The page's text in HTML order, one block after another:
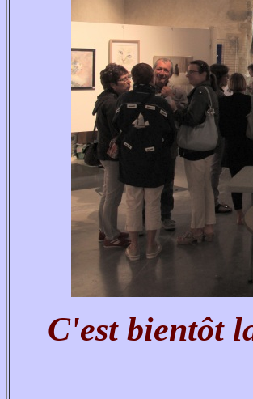
C'est bientôt